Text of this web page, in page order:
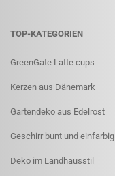
TOP-KATEGORIEN
GreenGate Latte cups
Kerzen aus Dänemark
Gartendeko aus Edelrost
Geschirr bunt und einfarbig
Deko im Landhausstil